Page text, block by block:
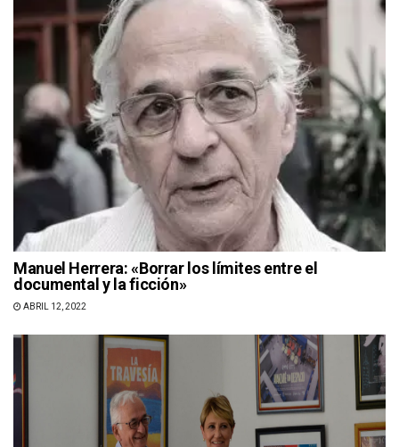
Manuel Herrera: «Borrar los límites entre el
documental y la ficción»
ABRIL 12, 2022